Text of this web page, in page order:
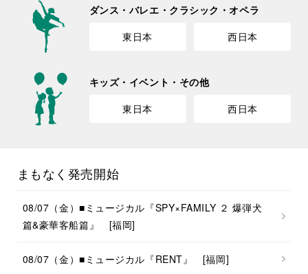
ダンス・バレエ・クラシック・オペラ
東日本
西日本
キッズ・イベント・その他
東日本
西日本
まもなく発売開始
08/07（金）■ミュージカル『SPY×FAMILY ２ 爆弾犬
篇&豪華客船篇』 [福岡]
08/07（金）■ミュージカル『RENT』 [福岡]